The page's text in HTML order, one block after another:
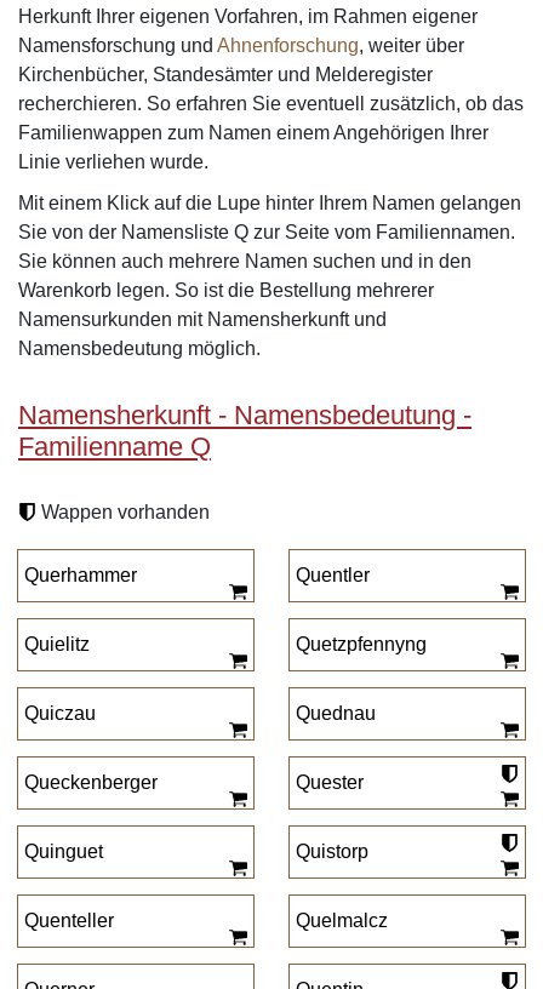
Herkunft Ihrer eigenen Vorfahren, im Rahmen eigener
Namensforschung und Ahnenforschung, weiter über
Kirchenbücher, Standesämter und Melderegister
recherchieren. So erfahren Sie eventuell zusätzlich, ob das
Familienwappen zum Namen einem Angehörigen Ihrer
Linie verliehen wurde.
Mit einem Klick auf die Lupe hinter Ihrem Namen gelangen
Sie von der Namensliste Q zur Seite vom Familiennamen.
Sie können auch mehrere Namen suchen und in den
Warenkorb legen. So ist die Bestellung mehrerer
Namensurkunden mit Namensherkunft und
Namensbedeutung möglich.
Namensherkunft - Namensbedeutung -
Familienname Q
Wappen vorhanden
Querhammer Quentler
Quielitz Quetzpfennyng
Quiczau Quednau
Queckenberger Quester
Quinguet Quistorp
Quenteller Quelmalcz